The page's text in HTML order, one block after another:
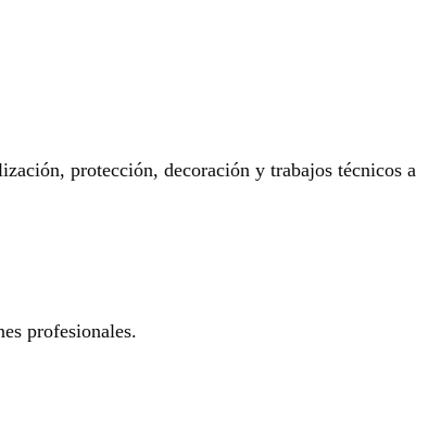
protección, decoración y trabajos técnicos a
profesionales.